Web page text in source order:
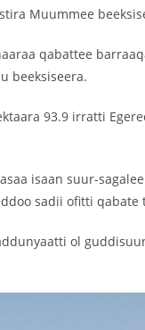
Muummee
qabattee
beeksiseera.
93.9 irratti
isaan suur-
sadii ofitti qabate
ol